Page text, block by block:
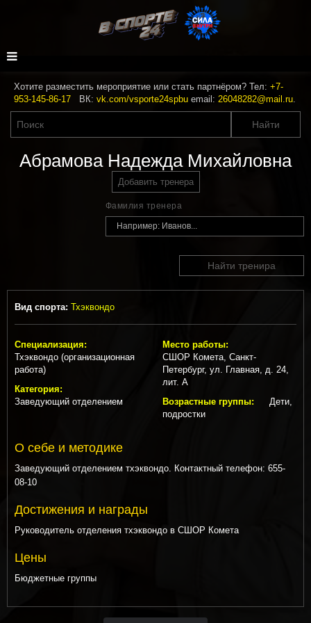
Хотите разместить мероприятие или стать партнёром? Тел: +7-
953-145-86-17 ВК: vk.com/vsporte24spbu email: 26048282@mail.ru.
Абрамова Надежда Михайловна
Добавить тренера
Фамилия тренера
Найти тренира
Вид спорта: Тхэквондо
Специализация:
Тхэквондо (организационная
работа)
Категория:
Заведующий отделением
Место работы:
СШОР Комета, Санкт-
Петербург, ул. Главная, д. 24,
лит. А
Возрастные группы:
Дети,
подростки
О себе и методике
Заведующий отделением тхэквондо. Контактный телефон: 655-
08-10
Достижения и награды
Руководитель отделения тхэквондо в СШОР Комета
Цены
Бюджетные группы